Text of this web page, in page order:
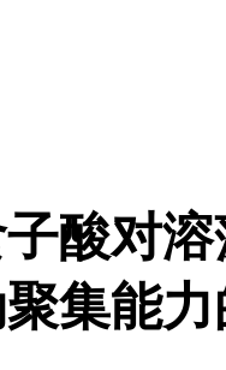
酸对
集能